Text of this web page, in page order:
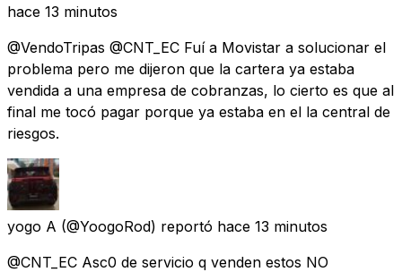
hace 13 minutos
@VendoTripas @CNT_EC Fuí a Movistar a solucionar el
problema pero me dijeron que la cartera ya estaba
vendida a una empresa de cobranzas, lo cierto es que al
final me tocó pagar porque ya estaba en el la central de
riesgos.
yogo A (@YoogoRod) reportó hace 13 minutos
@CNT_EC Asc0 de servicio q venden estos NO